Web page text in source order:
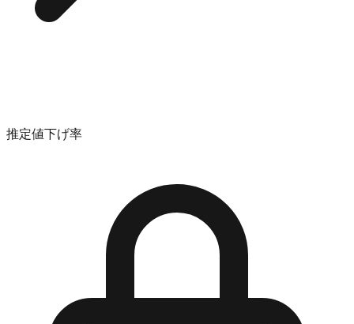
推定値下げ率